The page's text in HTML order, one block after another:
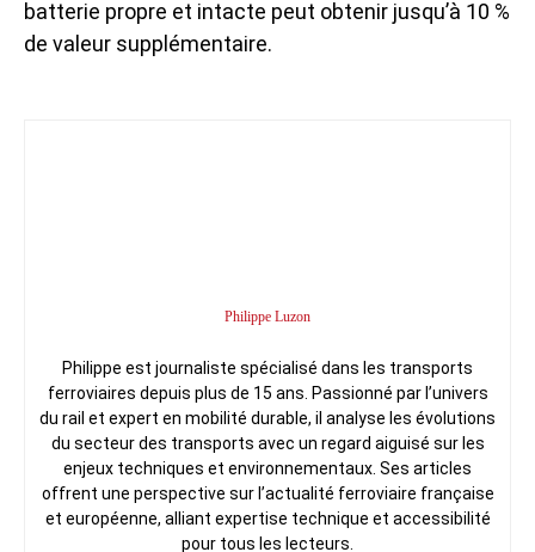
batterie propre et intacte peut obtenir jusqu’à 10 %
de valeur supplémentaire.
Philippe Luzon
Philippe est journaliste spécialisé dans les transports
ferroviaires depuis plus de 15 ans. Passionné par l’univers
du rail et expert en mobilité durable, il analyse les évolutions
du secteur des transports avec un regard aiguisé sur les
enjeux techniques et environnementaux. Ses articles
offrent une perspective sur l’actualité ferroviaire française
et européenne, alliant expertise technique et accessibilité
pour tous les lecteurs.